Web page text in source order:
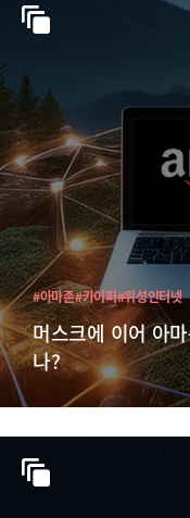
머스크에 이어 아
나?
#아마존#카이퍼#위성인터넷